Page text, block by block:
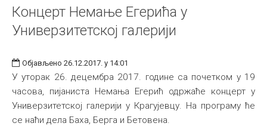
Музичка уметност
Примењена и ликовна уметност
Издаваштво
Библиотека
Студенти
Концерт Немање Егерића у
Универзитетској галерији
Објављено 26.12.2017. у 14:01
У уторак 26. децембра 2017. године са почетком у 19
часова, пијаниста Немања Егерић одржаће концерт у
Универзитетској галерији у Крагујевцу. На програму ће
се наћи дела Баха, Берга и Бетовена.